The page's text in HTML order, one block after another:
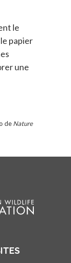
le
papier
une
de Nature